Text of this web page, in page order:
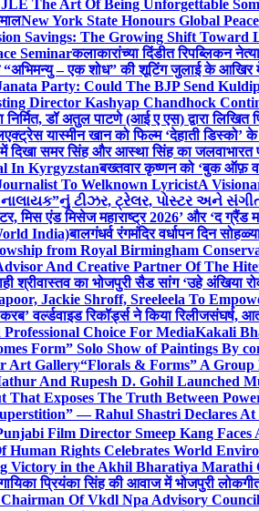
The Art Of Being Unforgettable
New York State Honours Global
Savings: The Growing Shift Toward
Seminarकलाकारांच्या दिंडीत रिपब्लिकन
“अभिमन्यु – एक शोध” की शूटिंग जुलाई के आखिर
Party: Could The BJP Send
Director Kashyap Chandhock
निर्मित, डॉ अतुल पाटणे (आई ए एस) द्वारा
एक्ट्रेस यास्मीन खान को फिल्म ‘देहाती डिस्को’
में दिखा समर सिंह और आस्था सिंह का जलवाभारत
In Kyrgyzstanबख्तवार कृष्णन को ‘बुक ऑफ़
To Welknown LyricistA
ટીઝર, ટ્રેલર, પોસ્ટર અને
मिस एंड मिसेज महाराष्ट्र 2026’ और ‘द ग्रैंड
India)बालगंधर्व रंगमंदिर वर्धापन दिन
from Royal Birmingham
And Creative Partner Of The
श्रीवास्तव का भोजपुरी सैड सांग ‘उहे अंखिया
Jackie Shroff, Sreeleela To
वर्ल्डवाइड रिकॉर्ड्स ने किया रिलीजसंघर्ष,
Choice For MediaKakali
Form” Solo Show of Paintings
Art Gallery“Florals & Forms” A Group
And Rupesh D. Gohil Launched
That Exposes The Truth Between
— Rahul Shastri Declares At
Film Director Smeep Kang
Human Rights Celebrates World
Victory in the Akhil Bharatiya
गायिका प्रियंका सिंह की आवाज में भोजपुरी
Of Vkdl Npa Advisory